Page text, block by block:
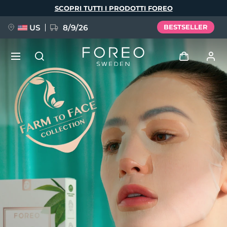
SCOPRI TUTTI I PRODOTTI FOREO
US 8/9/26 BESTSELLER
Accedi
Profilo utente
I miei dispositivi
I miei ordini
I miei indirizzi
I miei abbonamenti
NUOVO
FAQ™ Pure Beauty-Tech Elixir
BREAKING NEWS
issa™ Teeth Whitening Set
Lingua
English Deutsch
Español
Italiano
Português
Svenska
Русский
Türkçe
简体中文 繁體中文